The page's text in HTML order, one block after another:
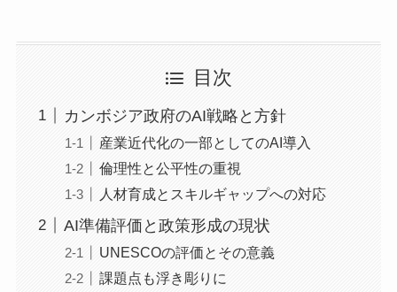
目次
カンボジア政府のAI戦略と方針
産業近代化の一部としてのAI導入
倫理性と公平性の重視
人材育成とスキルギャップへの対応
AI準備評価と政策形成の現状
UNESCOの評価とその意義
課題点も浮き彫りに